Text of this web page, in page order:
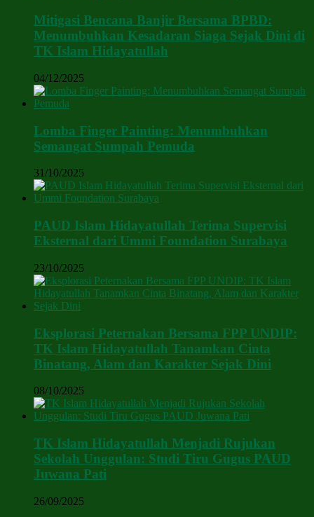
Mitigasi Bencana Banjir Bersama BPBD:
Menumbuhkan Kesadaran Siaga Sejak Dini di
TK Islam Hidayatullah
04/12/2025
Lomba Finger Painting: Menumbuhkan
Semangat Sumpah Pemuda
31/10/2025
PAUD Islam Hidayatullah Terima Supervisi
Eksternal dari Ummi Foundation Surabaya
23/10/2025
Eksplorasi Peternakan Bersama FPP UNDIP:
TK Islam Hidayatullah Tanamkan Cinta
Binatang, Alam dan Karakter Sejak Dini
08/10/2025
TK Islam Hidayatullah Menjadi Rujukan
Sekolah Unggulan: Studi Tiru Gugus PAUD
Juwana Pati
26/09/2025